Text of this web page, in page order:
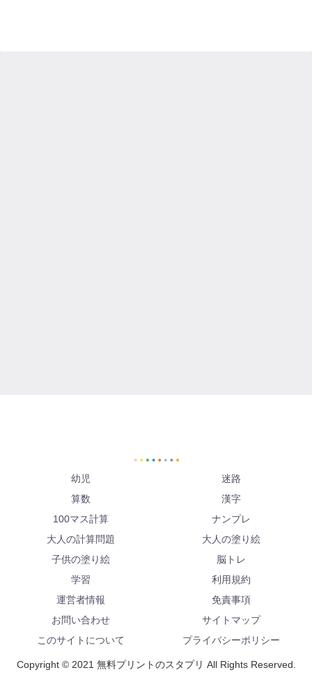
幼児
迷路
算数
漢字
100マス計算
ナンプレ
大人の計算問題
大人の塗り絵
子供の塗り絵
脳トレ
学習
利用規約
運営者情報
免責事項
お問い合わせ
サイトマップ
このサイトについて
プライバシーポリシー
Copyright © 2021 無料プリントのスタプリ All Rights Reserved.